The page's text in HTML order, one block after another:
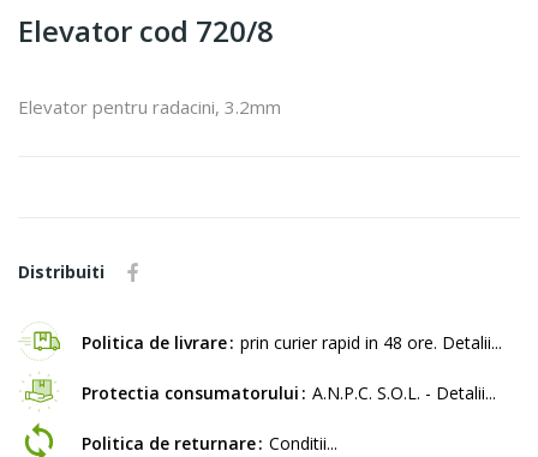
Elevator cod 720/8
Elevator pentru radacini, 3.2mm
Distribuiti
Politica de livrare prin curier rapid in 48 ore. Detalii...
Protectia consumatorului A.N.P.C. S.O.L. - Detalii...
Politica de returnare Conditii...